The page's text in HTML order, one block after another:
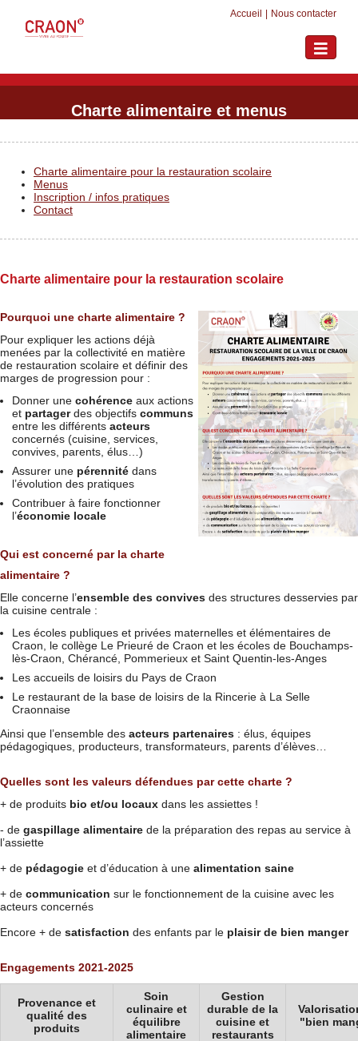
Accueil Nous contacter
Toggle
Charte alimentaire et menus
Charte alimentaire pour la restauration scolaire
Menus
Inscription / infos pratiques
Contact
Charte alimentaire pour la restauration scolaire
Pourquoi une charte alimentaire ?
Pour expliquer les actions déjà
menées par la collectivité en matière
de restauration scolaire et définir des
marges de progression pour :
Donner une cohérence aux actions
et partagerdes objectifs communs
entre les différents acteurs
concernés (cuisine, services,
convives, parents, élus…)
Assurer une pérennité dans
l’évolution des pratiques
Contribuer à faire fonctionner
l’économie locale
Qui est concerné par la charte
alimentaire ?
Elle concerne l’ensemble des convives des structures desservies par
la cuisine centrale :
Les écoles publiques et privées maternelles et élémentaires de
Craon, le collège Le Prieuré de Craon et les écoles de Bouchamps-
lès-Craon, Chérancé, Pommerieux et Saint Quentin-les-Anges
Les accueils de loisirs du Pays de Craon
Le restaurant de la base de loisirs de la Rincerie à La Selle
Craonnaise
Ainsi que l’ensemble des acteurs partenaires : élus, équipes
pédagogiques, producteurs, transformateurs, parents d’élèves…
Quelles sont les valeurs défendues par cette charte ?
+ de produits bio et/ou locaux dans les assiettes !
- de gaspillage alimentaire de la préparation des repas au service à
l’assiette
+ de pédagogie et d’éducation à une alimentation saine
+ de communication sur le fonctionnement de la cuisine avec les
acteurs concernés
Encore + de satisfaction des enfants par le plaisir de bien manger
Engagements 2021-2025
Provenance et
qualité des
produits
Soin
culinaire et
équilibre
alimentaire
Gestion
durable de la
cuisine et
restaurants
"bien